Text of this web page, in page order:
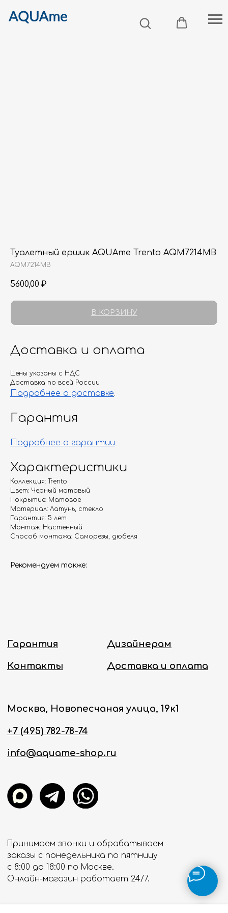
Туалетный ершик AQUAme Trento AQM7214MB
AQM7214MB
5600,00 ₽
В КОРЗИНУ
Доставка и оплата
Цены указаны с НДС
Доставка по всей России
Подробнее о доставке.
Гарантия
Подробнее о гарантии.
Характеристики
Коллекция: Trento
Цвет: Черный матовый
Покрытие: Матовое
Материал: Латунь, стекло
Гарантия: 5 лет
Монтаж: Настенный
Способ монтажа: Саморезы, дюбеля
Рекомендуем также:
Контакты
Москва, Новопесчаная улица, 19к1
+7 (495) 782-78-74
info@aquame-shop.ru